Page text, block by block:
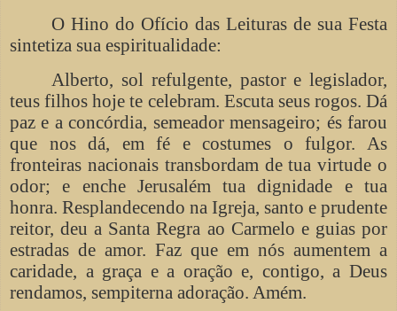
O Hino do Ofício das Leituras de sua Festa
sintetiza sua espiritualidade:
Alberto, sol refulgente, pastor e legislador,
teus filhos hoje te celebram. Escuta seus rogos. Dá
paz e a concórdia, semeador mensageiro; és farou
que nos dá, em fé e costumes o fulgor. As
fronteiras nacionais transbordam de tua virtude o
odor; e enche Jerusalém tua dignidade e tua
honra. Resplandecendo na Igreja, santo e prudente
reitor, deu a Santa Regra ao Carmelo e guias por
estradas de amor. Faz que em nós aumentem a
caridade, a graça e a oração e, contigo, a Deus
rendamos, sempiterna adoração. Amém.